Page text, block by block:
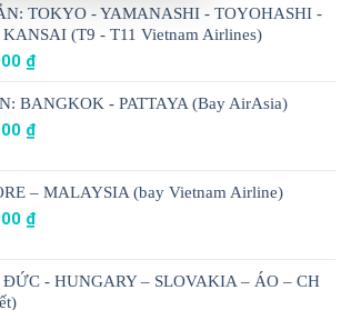
TOKYO - YAMANASHI - TOYOHASHI -
(T9 - T11 Vietnam Airlines)
₫
BANGKOK - PATTAYA (Bay AirAsia)
₫
– MALAYSIA (bay Vietnam Airline)
₫
ĐỨC - HUNGARY – SLOVAKIA – ÁO – CH